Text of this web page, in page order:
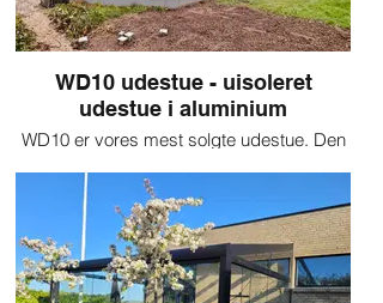
WD10 udestue - uisoleret
udestue i aluminium
WD10 er vores mest solgte udestue. Den
enkeltlagsglas og termoglas i taget.
Derudover kan man kombinere faste
glassider med skydedørsåbninger alt efter
behov og behag. Udestuen er perfekt,
hvis du ønsker at bruge flere af årets
måneder i dine have